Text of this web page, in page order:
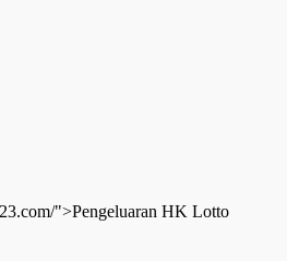
">Pengeluaran HK Lotto